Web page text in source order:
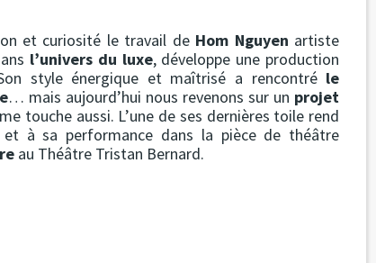
et curiosité le travail de Hom Nguyen artiste
l’univers du luxe, développe une production
style énergique et maîtrisé a rencontré le
… mais aujourd’hui nous revenons sur un projet
touche aussi. L’une de ses dernières toile rend
à sa performance dans la pièce de théâtre
au Théâtre Tristan Bernard.